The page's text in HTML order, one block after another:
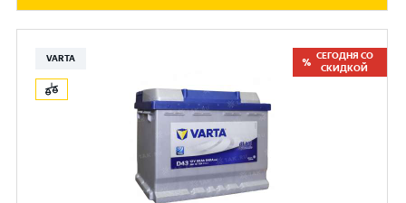
VARTA
СЕГОДНЯ СО
СКИДКОЙ